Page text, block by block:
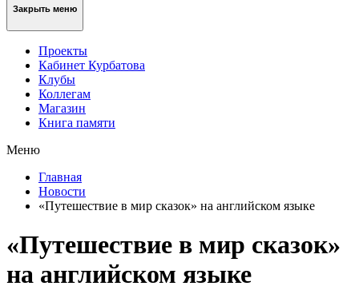
Закрыть меню
Проекты
Кабинет Курбатова
Клубы
Коллегам
Магазин
Книга памяти
Меню
Главная
Новости
«Путешествие в мир сказок» на английском языке
«Путешествие в мир сказок»
на английском языке